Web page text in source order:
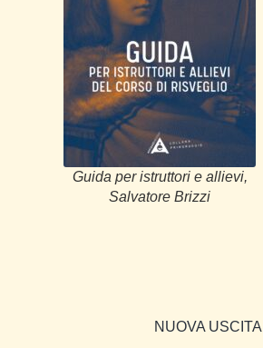
Guida per istruttori e allievi,
Salvatore Brizzi
NUOVA USCITA